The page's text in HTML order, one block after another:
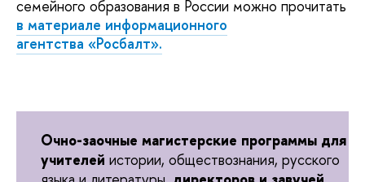
семейного образования в России можно прочитать
в материале информационного
агентства «Росбалт».
Очно-заочные магистерские программы для
учителей истории, обществознания, русского